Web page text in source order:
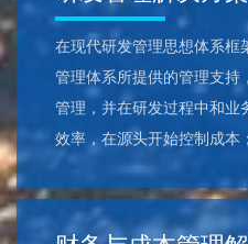
在现代研发管理思想体系框
管理体系所提供的管理支持
管理，并在研发过程中和业
效率，在源头开始控制成本；